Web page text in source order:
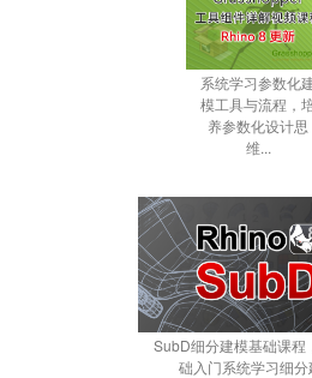
系统学习参数化
模工具与流程，
养参数化设计思
维...
SubD细分建模基础课程
础入门系统学习细分